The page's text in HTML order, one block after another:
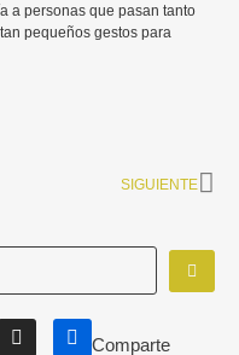
a personas que pasan tanto
pequeños gestos para
SIGUIENTE
Comparte